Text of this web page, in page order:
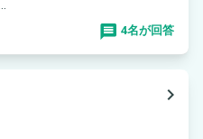
4名が回答
navigate_next